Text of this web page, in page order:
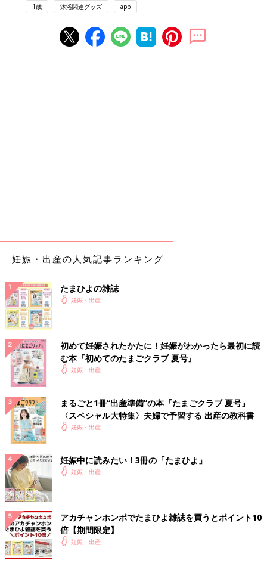
1歳 沐浴関連グッズ app
妊娠・出産の人気記事ランキング
たまひよの雑誌
妊娠・出産
初めて妊娠されたかたに！妊娠がわかったら最初に読
む本『初めてのたまごクラブ 夏号』
妊娠・出産
まるごと1冊“出産準備”の本『たまごクラブ 夏号』
〈スペシャル大特集〉夫婦で予習する 出産の教科書
妊娠・出産
妊娠中に読みたい！3冊の「たまひよ」
妊娠・出産
アカチャンホンポでたまひよ雑誌を買うとポイント10
倍【期間限定】
妊娠・出産